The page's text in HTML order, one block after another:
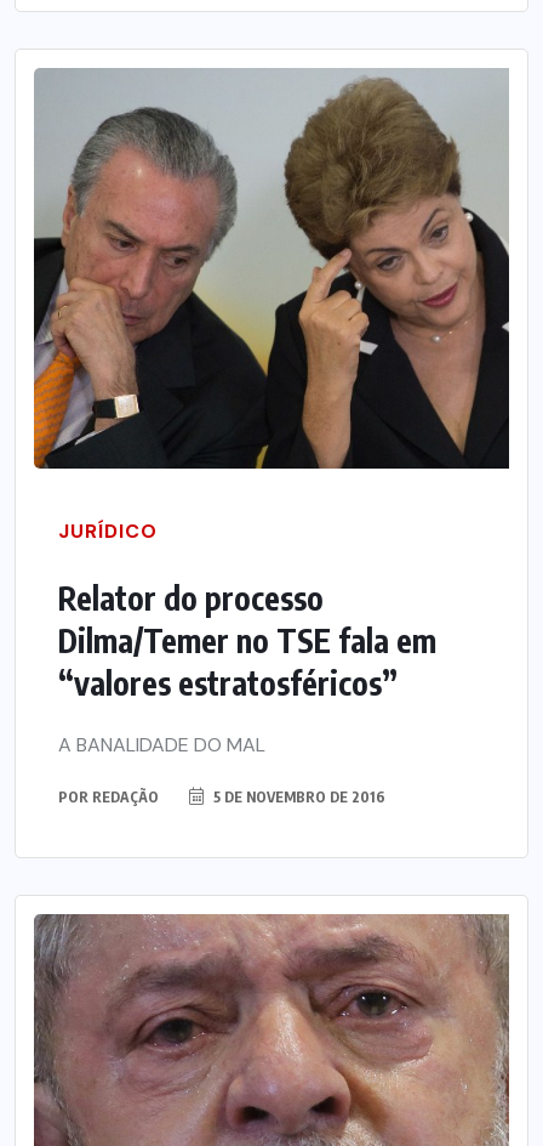
JURÍDICO
Relator do processo
Dilma/Temer no TSE fala em
“valores estratosféricos”
A BANALIDADE DO MAL
POR REDAÇÃO 5 DE NOVEMBRO DE 2016